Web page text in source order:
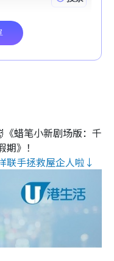
《蜡笔小新剧场版：千
》！
联手拯救屋企人啦↓